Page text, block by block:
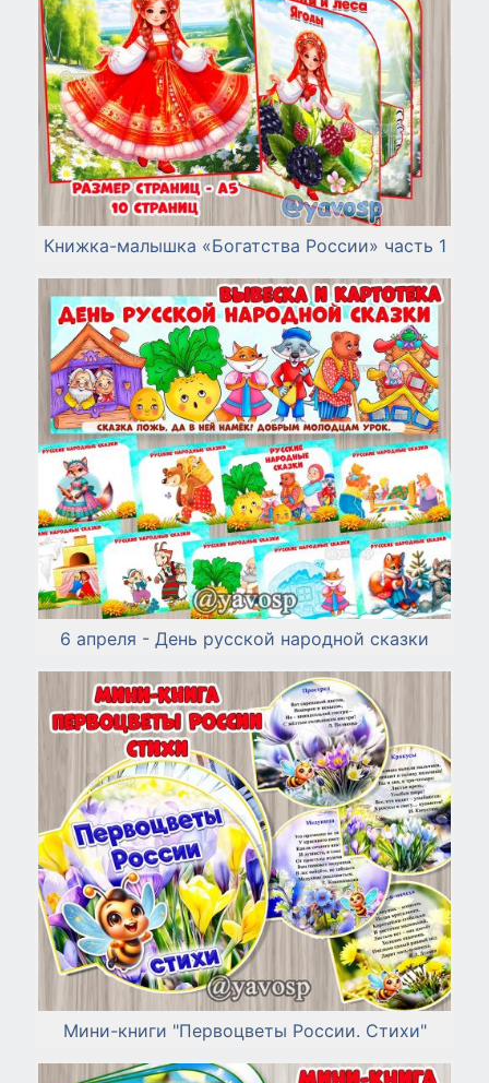
Книжка-малышка «Богатства России» часть 1
6 апреля - День русской народной сказки
Мини-книги "Первоцветы России. Стихи"